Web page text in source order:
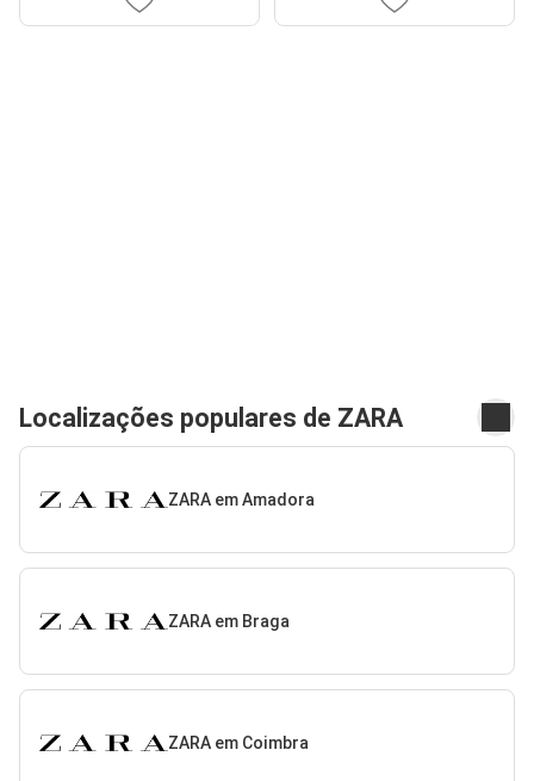
Localizações populares de ZARA
ZARA em Amadora
ZARA em Braga
ZARA em Coimbra